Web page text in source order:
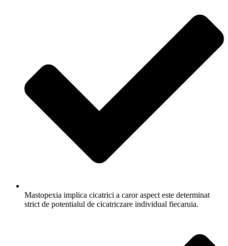
Mastopexia implica cicatrici a caror aspect este determinat
strict de potentialul de cicatriczare individual fiecaruia.